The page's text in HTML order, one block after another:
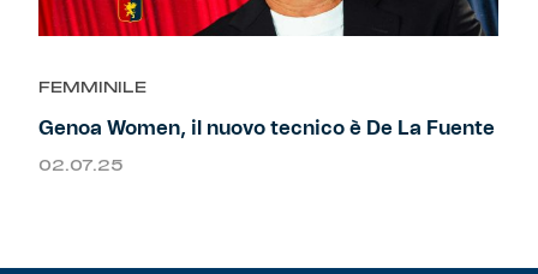
FEMMINILE
Genoa Women, il nuovo tecnico è De La Fuente
02.07.25